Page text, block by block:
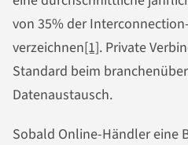
von 35% der
verzeichnen[1]. Private
Standard beim
Datenaustausch.
Sobald Online-Händler eine